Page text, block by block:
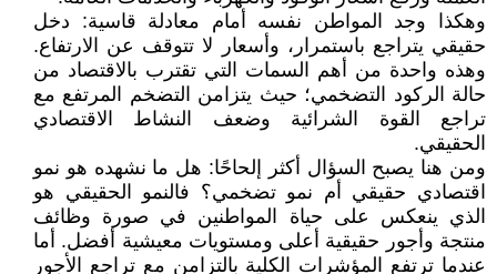
وهكذا وجد المواطن نفسه أمام معادلة قاسية: دخل
حقيقي يتراجع باستمرار، وأسعار لا تتوقف عن الارتفاع.
وهذه واحدة من أهم السمات التي تقترب بالاقتصاد من
حالة الركود التضخمي؛ حيث يتزامن التضخم المرتفع مع
تراجع القوة الشرائية وضعف النشاط الاقتصادي
الحقيقي.
ومن هنا يصبح السؤال أكثر إلحاحًا: هل ما نشهده هو نمو
اقتصادي حقيقي أم نمو تضخمي؟ فالنمو الحقيقي هو
الذي ينعكس على حياة المواطنين في صورة وظائف
منتجة وأجور حقيقية أعلى ومستويات معيشية أفضل. أما
عندما ترتفع المؤشرات الكلية بالتزامن مع تراجع الأجور